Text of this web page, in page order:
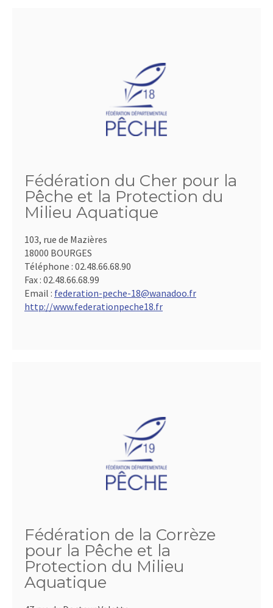
Fédération du Cher pour la
Pêche et la Protection du
Milieu Aquatique
103, rue de Mazières
18000 BOURGES
Téléphone : 02.48.66.68.90
Fax : 02.48.66.68.99
Email : federation-peche-18@wanadoo.fr
http://www.federationpeche18.fr
Fédération de la Corrèze
pour la Pêche et la
Protection du Milieu
Aquatique